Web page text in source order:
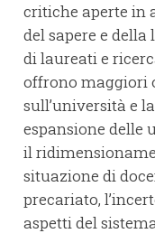
critiche aperte in
del sapere e della
di laureati e
offrono maggiori
sull’università e
espansione delle
il
situazione di
precariato,
aspetti del